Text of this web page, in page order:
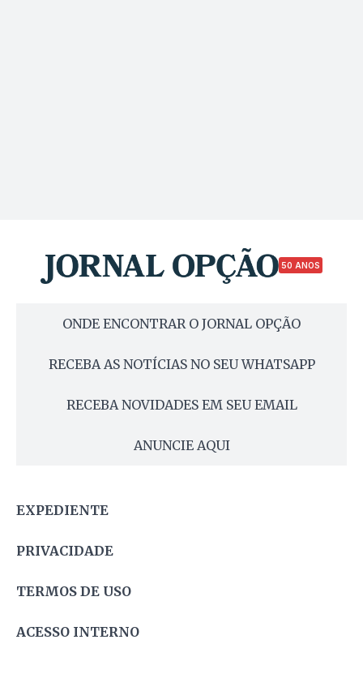
50 ANOS
ONDE ENCONTRAR O JORNAL OPÇÃO
RECEBA AS NOTÍCIAS NO SEU WHATSAPP
RECEBA NOVIDADES EM SEU EMAIL
ANUNCIE AQUI
EXPEDIENTE
PRIVACIDADE
TERMOS DE USO
ACESSO INTERNO